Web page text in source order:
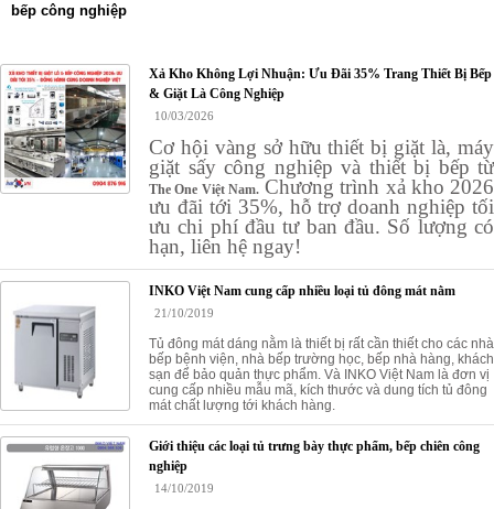
bếp công nghiệp
Xả Kho Không Lợi Nhuận: Ưu Đãi 35% Trang Thiết Bị Bếp
& Giặt Là Công Nghiệp
10/03/2026
Cơ hội vàng sở hữu thiết bị giặt là, máy
giặt sấy công nghiệp và thiết bị bếp từ
The One Việt Nam. Chương trình xả kho 2026
ưu đãi tới 35%, hỗ trợ doanh nghiệp tối
ưu chi phí đầu tư ban đầu. Số lượng có
hạn, liên hệ ngay!
INKO Việt Nam cung cấp nhiều loại tủ đông mát nằm
21/10/2019
Tủ đông mát dáng nằm là thiết bị rất cần thiết cho các nhà
bếp bệnh viện, nhà bếp trường học, bếp nhà hàng, khách
sạn để bảo quản thực phẩm. Và INKO Việt Nam là đơn vị
cung cấp nhiều mẫu mã, kích thước và dung tích tủ đông
mát chất lượng tới khách hàng.
Giới thiệu các loại tủ trưng bày thực phẩm, bếp chiên công
nghiệp
14/10/2019